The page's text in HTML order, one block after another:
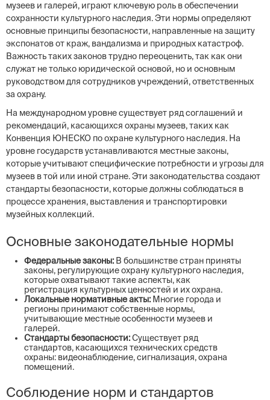
музеев и галерей, играют ключевую роль в обеспечении
сохранности культурного наследия. Эти нормы определяют
основные принципы безопасности, направленные на защиту
экспонатов от краж, вандализма и природных катастроф.
Важность таких законов трудно переоценить, так как они
служат не только юридической основой, но и основным
руководством для сотрудников учреждений, ответственных
за охрану.
На международном уровне существует ряд соглашений и
рекомендаций, касающихся охраны музеев, таких как
Конвенция ЮНЕСКО по охране культурного наследия. На
уровне государств устанавливаются местные законы,
которые учитывают специфические потребности и угрозы для
музеев в той или иной стране. Эти законодательства создают
стандарты безопасности, которые должны соблюдаться в
процессе хранения, выставления и транспортировки
музейных коллекций.
Основные законодательные нормы
Федеральные законы: В большинстве стран приняты
законы, регулирующие охрану культурного наследия,
которые охватывают такие аспекты, как
регистрация культурных ценностей и их охрана.
Локальные нормативные акты: Многие города и
регионы принимают собственные нормы,
учитывающие местные особенности музеев и
галерей.
Стандарты безопасности:Существует ряд
стандартов, касающихся технических средств
охраны: видеонаблюдение, сигнализация, охрана
помещений.
Соблюдение норм и стандартов